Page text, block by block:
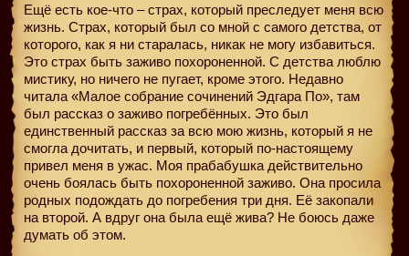
Ещё есть кое-что – страх, который преследует меня всю
жизнь. Страх, который был со мной с самого детства, от
которого, как я ни старалась, никак не могу избавиться.
Это страх быть заживо похороненной. С детства люблю
мистику, но ничего не пугает, кроме этого. Недавно
читала «Малое собрание сочинений Эдгара По», там
был рассказ о заживо погребённых. Это был
единственный рассказ за всю мою жизнь, который я не
смогла дочитать, и первый, который по-настоящему
привел меня в ужас. Моя прабабушка действительно
очень боялась быть похороненной заживо. Она просила
родных подождать до погребения три дня. Её закопали
на второй. А вдруг она была ещё жива? Не боюсь даже
думать об этом.